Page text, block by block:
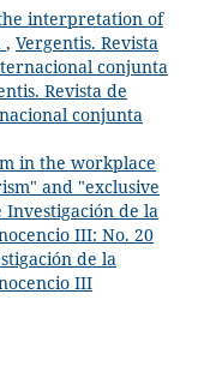
interpretation of
, Vergentis. Revista
conjunta
Revista de
conjunta
in the workplace
and "exclusive
Investigación de la
III: No. 20
de la
III